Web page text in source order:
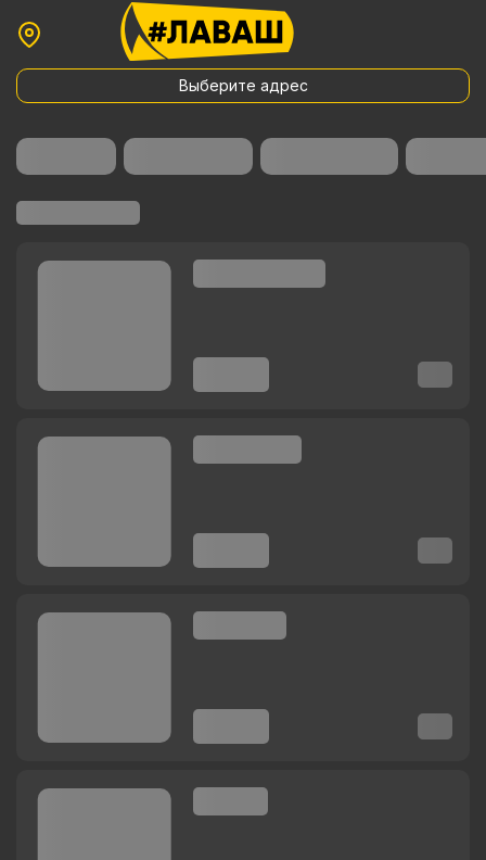
Выберите адрес